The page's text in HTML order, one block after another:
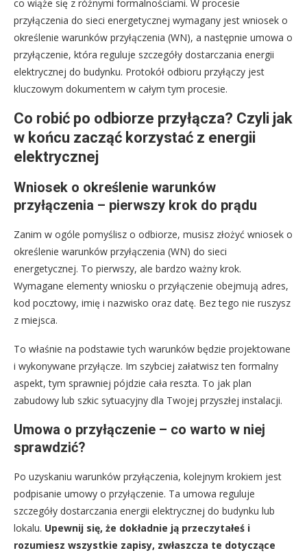
co wiąże się z różnymi formalnościami. W procesie
przyłączenia do sieci energetycznej wymagany jest wniosek o
określenie warunków przyłączenia (WN), a następnie umowa o
przyłączenie, która reguluje szczegóły dostarczania energii
elektrycznej do budynku. Protokół odbioru przyłączy jest
kluczowym dokumentem w całym tym procesie.
Co robić po odbiorze przyłącza? Czyli jak
w końcu zacząć korzystać z energii
elektrycznej
Wniosek o określenie warunków
przyłączenia – pierwszy krok do prądu
Zanim w ogóle pomyślisz o odbiorze, musisz złożyć wniosek o
określenie warunków przyłączenia (WN) do sieci
energetycznej. To pierwszy, ale bardzo ważny krok.
Wymagane elementy wniosku o przyłączenie obejmują adres,
kod pocztowy, imię i nazwisko oraz datę. Bez tego nie ruszysz
z miejsca.
To właśnie na podstawie tych warunków będzie projektowane
i wykonywane przyłącze. Im szybciej załatwisz ten formalny
aspekt, tym sprawniej pójdzie cała reszta. To jak plan
zabudowy lub szkic sytuacyjny dla Twojej przyszłej instalacji.
Umowa o przyłączenie – co warto w niej
sprawdzić?
Po uzyskaniu warunków przyłączenia, kolejnym krokiem jest
podpisanie umowy o przyłączenie. Ta umowa reguluje
szczegóły dostarczania energii elektrycznej do budynku lub
lokalu. Upewnij się, że dokładnie ją przeczytałeś i
rozumiesz wszystkie zapisy, zwłaszcza te dotyczące